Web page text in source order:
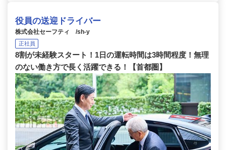
役員の送迎ドライバー
株式会社セーフティ /sh-y
正社員
8割が未経験スタート！1日の運転時間は3時間程度！無理
のない働き方で長く活躍できる！【首都圏】